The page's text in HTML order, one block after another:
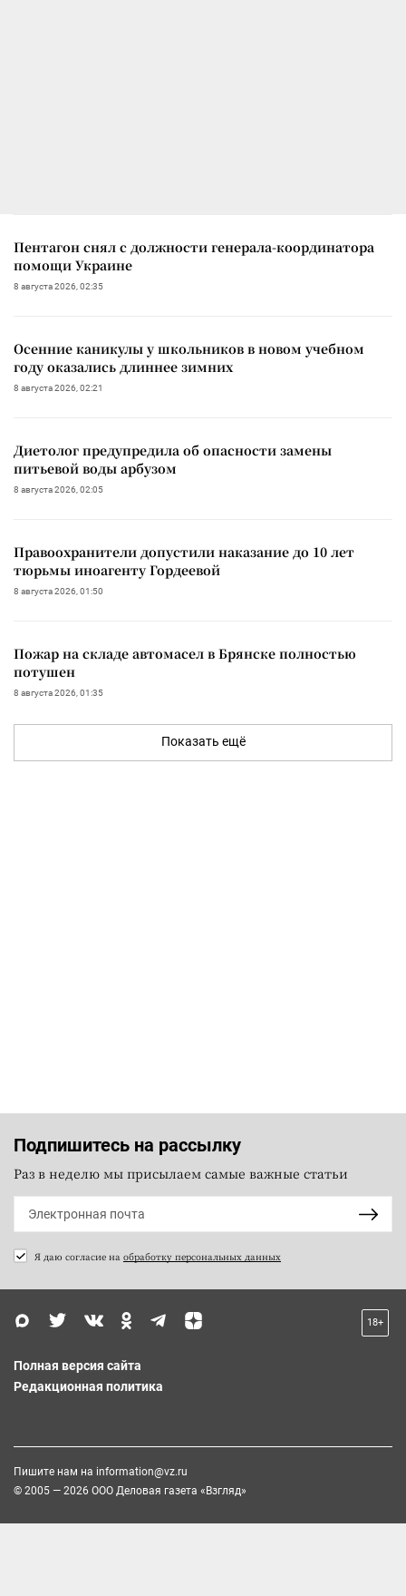
Пентагон снял с должности генерала-координатора
помощи Украине
8 августа 2026, 02:35
Осенние каникулы у школьников в новом учебном
году оказались длиннее зимних
8 августа 2026, 02:21
Диетолог предупредила об опасности замены
питьевой воды арбузом
8 августа 2026, 02:05
Правоохранители допустили наказание до 10 лет
тюрьмы иноагенту Гордеевой
8 августа 2026, 01:50
Пожар на складе автомасел в Брянске полностью
потушен
8 августа 2026, 01:35
Показать ещё
Подпишитесь на рассылку
Раз в неделю мы присылаем самые важные статьи
Я даю согласие на обработку персональных данных
18+
Полная версия сайта
Редакционная политика
Пишите нам на information@vz.ru
© 2005 — 2026 ООО Деловая газета «Взгляд»